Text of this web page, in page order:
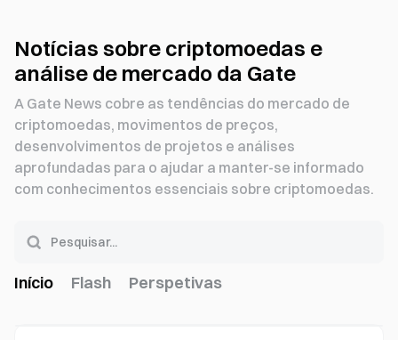
Notícias sobre criptomoedas e
análise de mercado da Gate
A Gate News cobre as tendências do mercado de
criptomoedas, movimentos de preços,
desenvolvimentos de projetos e análises
aprofundadas para o ajudar a manter-se informado
com conhecimentos essenciais sobre criptomoedas.
Início Flash Perspetivas